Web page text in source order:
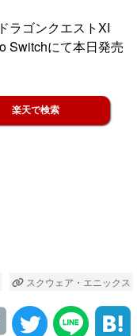
ラゴンクエストXI
Switchにて本日発売
楽天で検索
スクウェア・エニックス